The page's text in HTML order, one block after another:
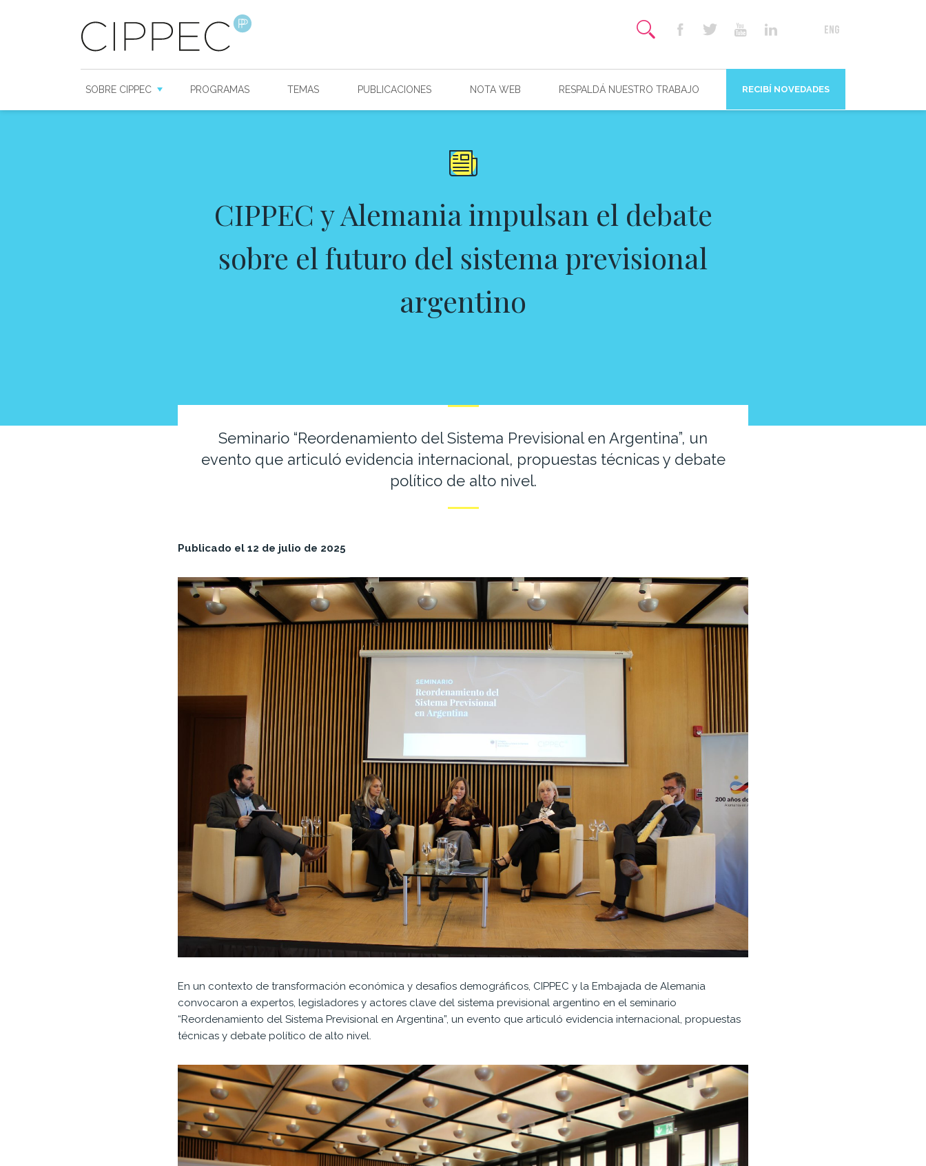
SOBRE CIPPEC PROGRAMAS TEMAS PUBLICACIONES NOTA WEB RESPALDÁ NUESTRO TRABAJO RECIBÍ NOVEDADES
CIPPEC y Alemania impulsan el debate
sobre el futuro del sistema previsional
argentino
Seminario “Reordenamiento del Sistema Previsional en Argentina”, un
evento que articuló evidencia internacional, propuestas técnicas y debate
político de alto nivel.
Publicado el 12 de julio de 2025
En un contexto de transformación económica y desafíos demográficos, CIPPEC y la Embajada de Alemania
convocaron a expertos, legisladores y actores clave del sistema previsional argentino en el seminario
“Reordenamiento del Sistema Previsional en Argentina”, un evento que articuló evidencia internacional, propuestas
técnicas y debate político de alto nivel.